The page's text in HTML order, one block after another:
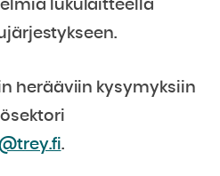
lukulaitteella
herääviin kysymyksiin
.